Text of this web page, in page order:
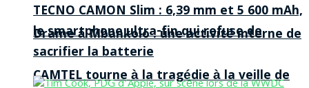
Drame à Mbankolo : une activité interne de
CAMTEL tourne à la tragédie à la veille de
TECNO CAMON Slim : 6,39 mm et 5 600 mAh,
le smartphone ultra-fin qui refuse de
sacrifier la batterie